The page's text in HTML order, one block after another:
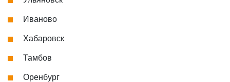
Иваново
Хабаровск
Тамбов
Оренбург